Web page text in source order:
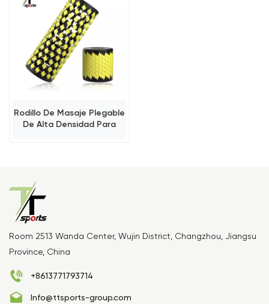
Rodillo De Masaje Plegable
De Alta Densidad Para
Room 2513 Wanda Center, Wujin District, Changzhou, Jiangsu
Province, China
+8613771793714
Info@ttsports-group.com